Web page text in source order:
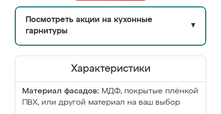
Посмотреть акции на кухонные
гарнитуры
▼
Характеристики
Материал фасадов: МДФ, покрытые плёнкой
ПВХ, или другой материал на ваш выбор